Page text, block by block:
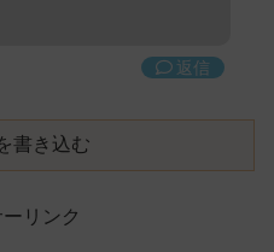
返信
書き込む
リンク